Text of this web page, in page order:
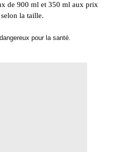
de 900 ml et 350 ml aux prix
la taille.
pour la santé.